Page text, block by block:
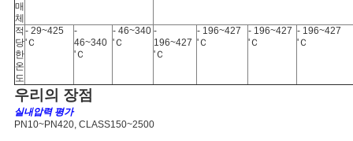
매
체
적
당
한
온
도
- 29~425
'Ｃ
-
46~340
'Ｃ
- 46~340
'Ｃ
-
196~427
'Ｃ
- 196~427
'Ｃ
- 196~427
'Ｃ
- 196~427
'Ｃ
우리의 장점
실내압력 평가
PN10~PN420, CLASS150~2500